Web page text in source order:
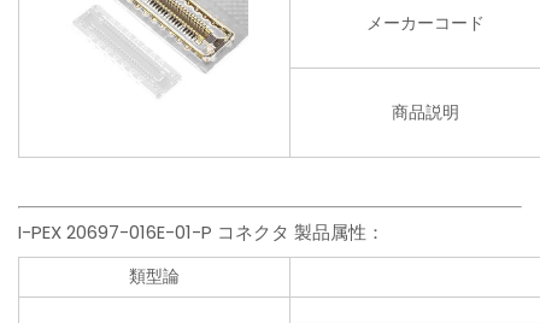
メーカーコード
商品説明
I-PEX 20697-016E-01-P コネクタ 製品属性：
類型論